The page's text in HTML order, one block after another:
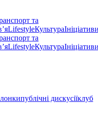
та
LifestyleКультура
та
LifestyleКультура
публічні дискусіїклуб